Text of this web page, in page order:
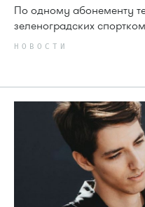
По одному абонементу
зеленоградских
НОВОСТИ